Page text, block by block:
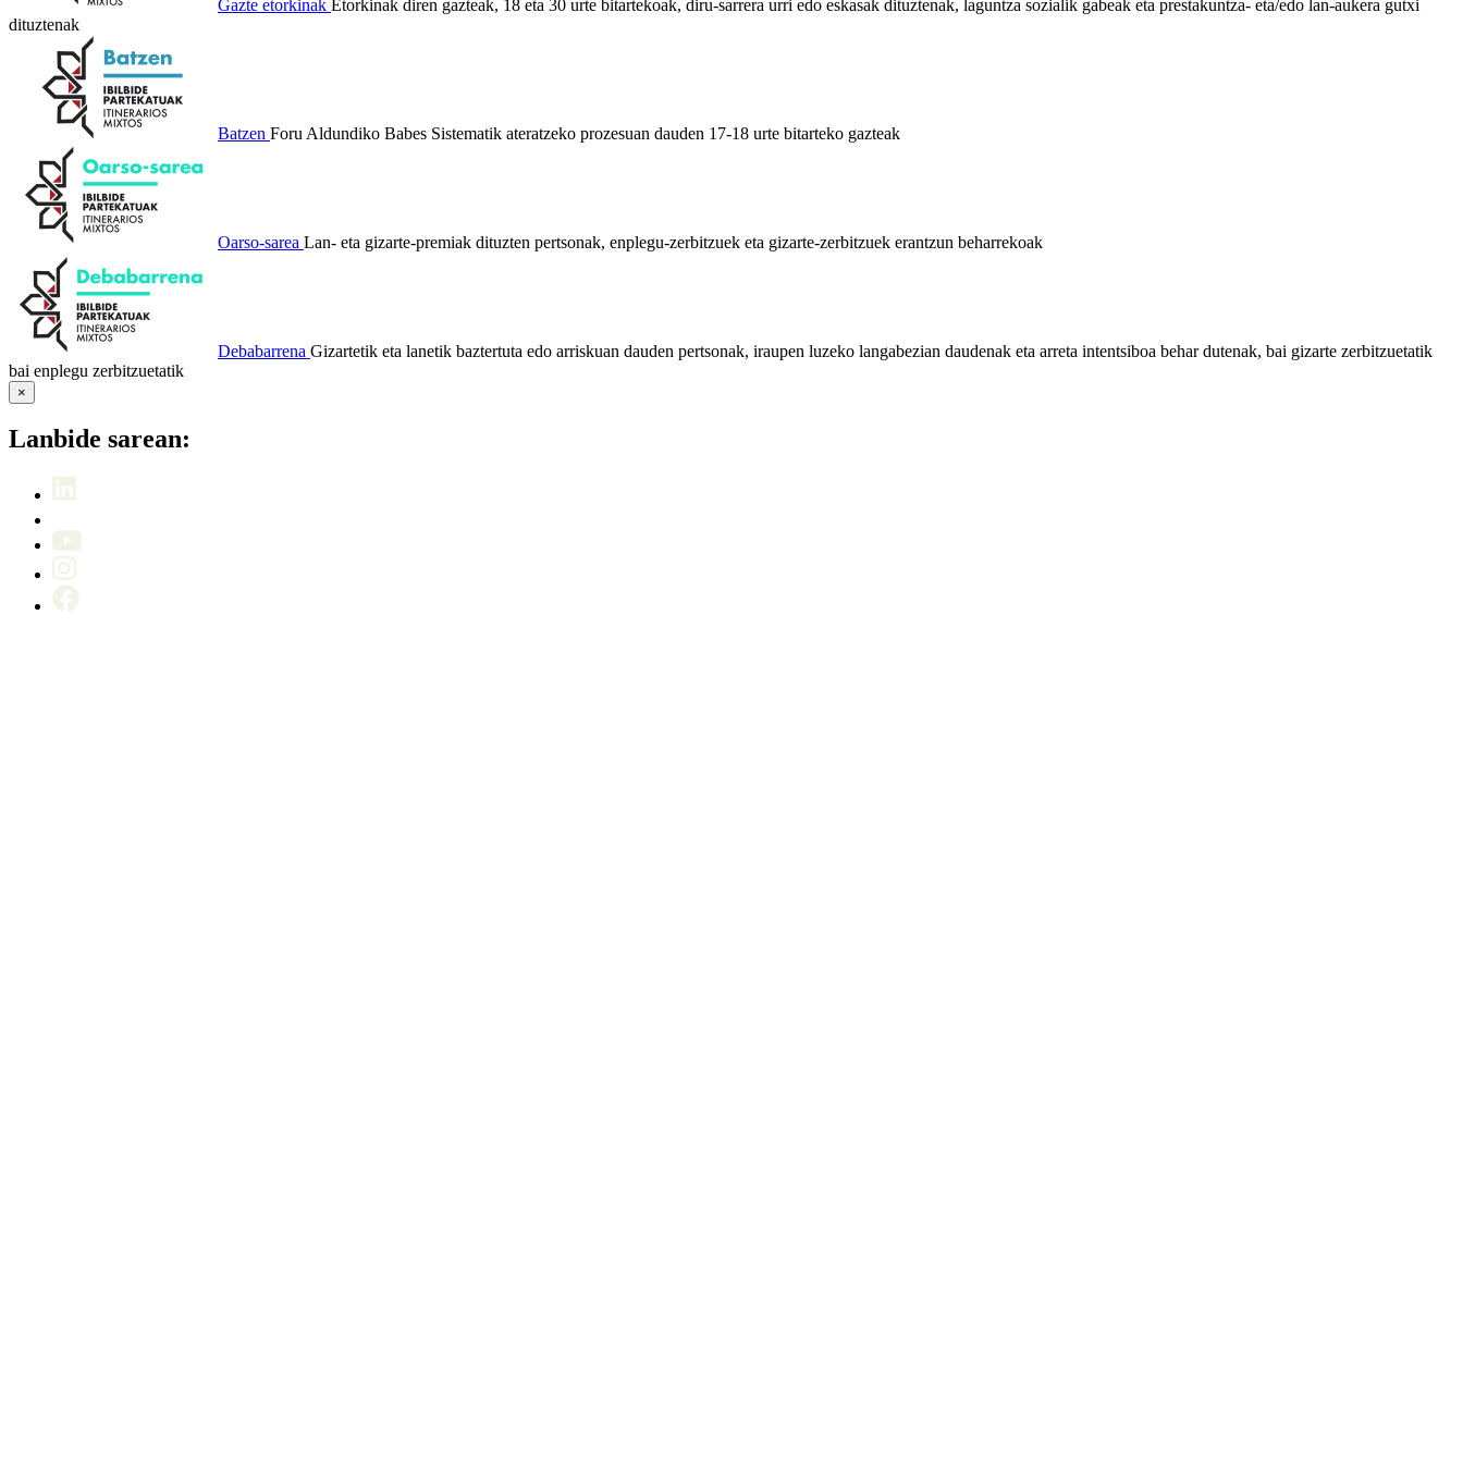
Gazte etorkinak Etorkinak diren gazteak, 18 eta 30 urte bitartekoak, diru-sarrera urri edo eskasak dituztenak, laguntza sozialik gabeak eta prestakuntza- eta/edo lan-aukera gutxi
dituztenak
Batzen Foru Aldundiko Babes Sistematik ateratzeko prozesuan dauden 17-18 urte bitarteko gazteak
Oarso-sarea Lan- eta gizarte-premiak dituzten pertsonak, enplegu-zerbitzuek eta gizarte-zerbitzuek erantzun beharrekoak
Debabarrena Gizartetik eta lanetik baztertuta edo arriskuan dauden pertsonak, iraupen luzeko langabezian daudenak eta arreta intentsiboa behar dutenak, bai gizarte zerbitzuetatik
bai enplegu zerbitzuetatik
×
Lanbide sarean: